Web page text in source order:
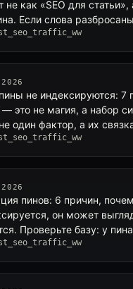
не как «SEO для
Если слова
не индексируются: 7
это не магия, а набор
один фактор, а их
пинов: 6 причин,
он может
Проверьте базу: у